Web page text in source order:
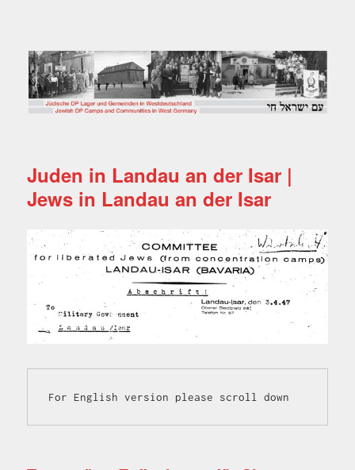
Jüdische DP Lager und
Gemeinden in
Westdeutschland
Juden in Landau an der Isar |
Jews in Landau an der Isar
For English version please scroll down